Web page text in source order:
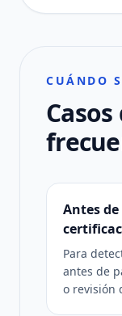
CUÁNDO
Antes
Para
antes de
o revisión